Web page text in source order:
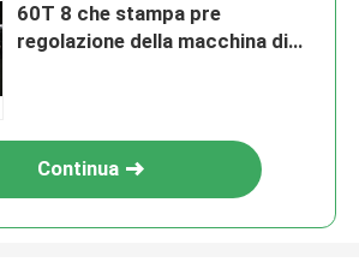
60T 8 che stampa pre
regolazione della macchina di
Continua